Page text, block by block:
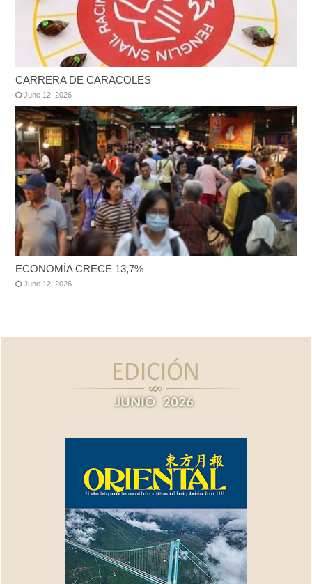
CARRERA DE CARACOLES
June 12, 2026
ECONOMÍA CRECE 13,7%
June 12, 2026